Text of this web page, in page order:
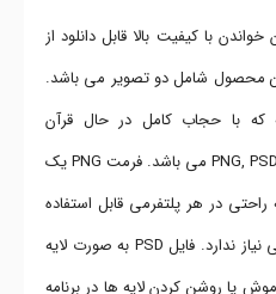
با کیفیت بالا قابل دانلود از
محصول شامل دو تصویر می باشد.
با حجاب کامل در حال قرآن
خواندن هستند. فرمت این تصویر PNG, PSD می باشد. فرمت PNG یک
در هر پلتفرمی قابل استفاده
می باشد و به هیچ برنامه تخصصی نیاز ندارد. فایل PSD به صورت لایه
یا روشن کردن لایه ها در برنامه